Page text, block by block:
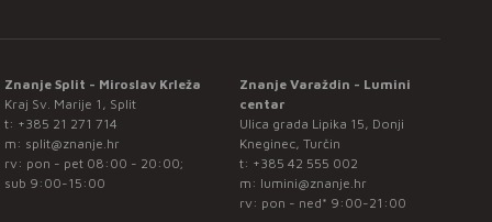
Znanje Split - Miroslav Krleža
Kraj Sv. Marije 1, Split
t: +385 21 271 714
m: split@znanje.hr
rv: pon - pet 08:00 - 20:00;
sub 9:00-15:00
Znanje Varaždin - Lumini
centar
Ulica grada Lipika 15, Donji
Kneginec, Turčin
t: +385 42 555 002
m: lumini@znanje.hr
rv: pon - ned* 9:00-21:00